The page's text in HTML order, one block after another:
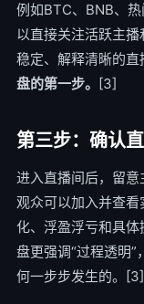
例如BTC、BNB、
以直接关注活跃主
稳定、解释清晰的直
盘的第一步。 [3]
第三步：确认
进入直播间后，留意
观众可以加入并查
化、浮盈浮亏和具
盘更强调“过程透明
何一步步发生的。[3]